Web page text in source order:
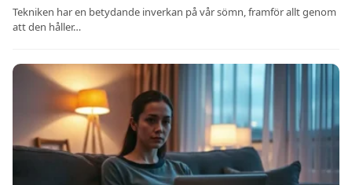
Tekniken har en betydande inverkan på vår sömn, framför allt genom
att den håller…